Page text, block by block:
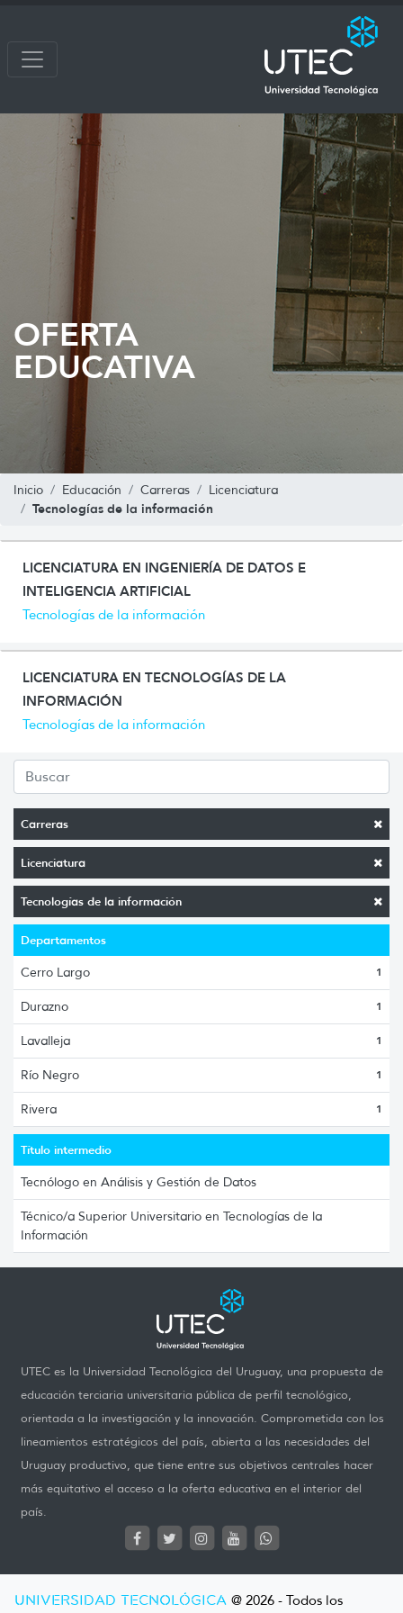
OFERTA
EDUCATIVA
Inicio Educación Carreras Licenciatura
Tecnologías de la información
Carreras
Licenciatura
Tecnologías de la información
Departamentos
Cerro Largo 1
Durazno 1
Lavalleja 1
Río Negro 1
Rivera 1
Título intermedio
Tecnólogo en Análisis y Gestión de Datos
Técnico/a Superior Universitario en Tecnologías de la
Información
LICENCIATURA EN INGENIERÍA DE DATOS E
INTELIGENCIA ARTIFICIAL
Tecnologías de la información
LICENCIATURA EN TECNOLOGÍAS DE LA
INFORMACIÓN
Tecnologías de la información
UTEC es la Universidad Tecnológica del Uruguay, una propuesta de
educación terciaria universitaria pública de perfil tecnológico,
orientada a la investigación y la innovación. Comprometida con los
lineamientos estratégicos del país, abierta a las necesidades del
Uruguay productivo, que tiene entre sus objetivos centrales hacer
más equitativo el acceso a la oferta educativa en el interior del
país.
UNIVERSIDAD TECNOLÓGICA @ 2026 - Todos los